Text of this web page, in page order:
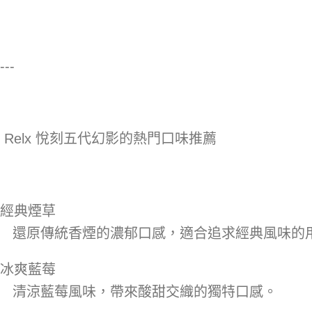
---
Relx 悅刻五代幻影的熱門口味推薦
經典煙草
還原傳統香煙的濃郁口感，適合追求經典風味
冰爽藍莓
清涼藍莓風味，帶來酸甜交織的獨特口感。